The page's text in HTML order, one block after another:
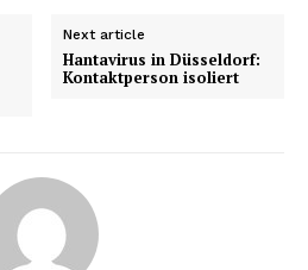
Next article
Hantavirus in Düsseldorf:
Kontaktperson isoliert